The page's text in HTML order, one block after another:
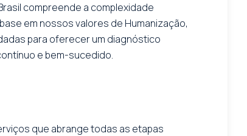
compreende a complexidade
em nossos valores de Humanização,
para oferecer um diagnóstico
e bem-sucedido.
que abrange todas as etapas